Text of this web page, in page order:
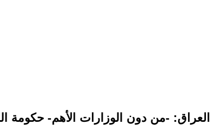
العراق: -من دون الوزارات الأهم- حكومة